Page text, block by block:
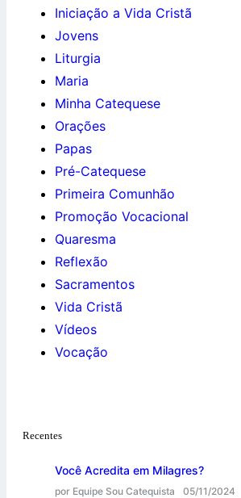
Iniciação a Vida Cristã
Jovens
Liturgia
Maria
Minha Catequese
Orações
Papas
Pré-Catequese
Primeira Comunhão
Promoção Vocacional
Quaresma
Reflexão
Sacramentos
Vida Cristã
Vídeos
Vocação
Recentes
Você Acredita em Milagres?
por Equipe Sou Catequista 05/11/2024